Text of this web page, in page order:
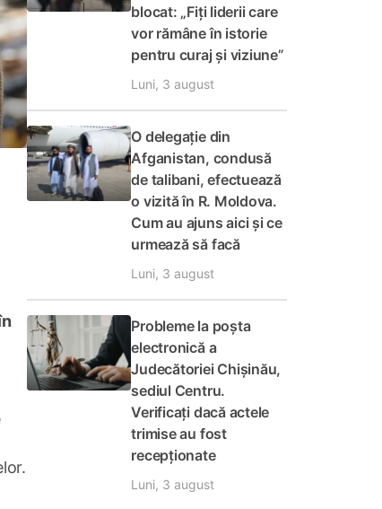
blocat: „Fiți liderii care
vor rămâne în istorie
pentru curaj și viziune”
Luni, 3 august
O delegație din
Afganistan, condusă
de talibani, efectuează
o vizită în R. Moldova.
Cum au ajuns aici și ce
urmează să facă
Luni, 3 august
Probleme la poșta
electronică a
Judecătoriei Chișinău,
sediul Centru.
Verificați dacă actele
trimise au fost
recepționate
Luni, 3 august